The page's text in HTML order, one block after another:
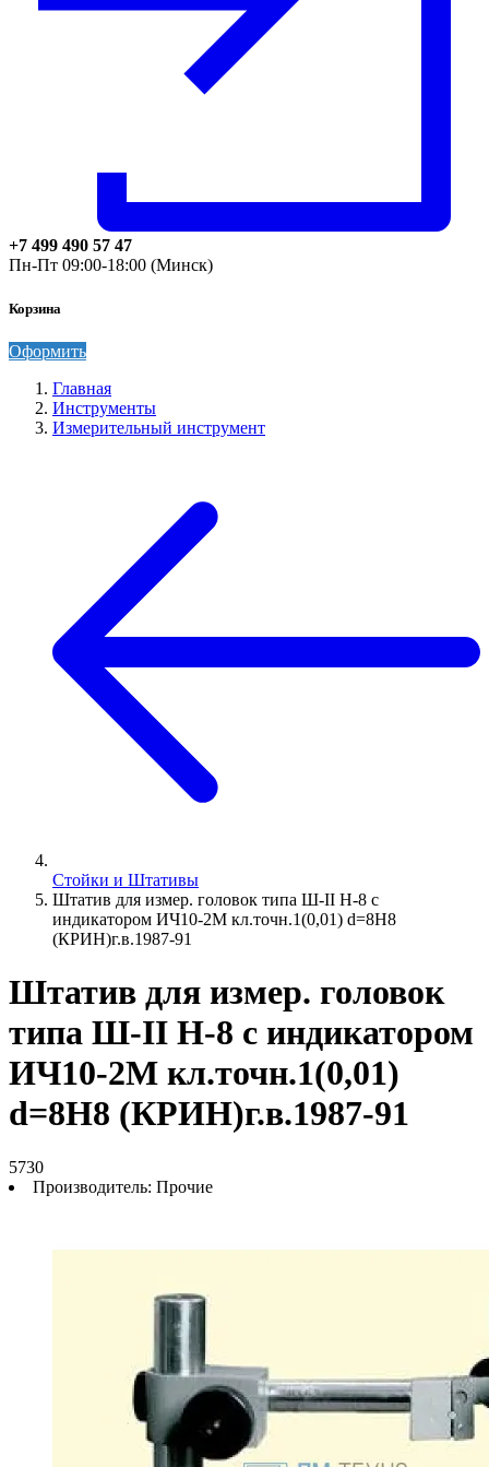
+7 499 490 57 47
Пн-Пт 09:00-18:00 (Минск)
Корзина
Оформить
Главная
Инструменты
Измерительный инструмент
Стойки и Штативы
Штатив для измер. головок типа Ш-II Н-8 с
индикатором ИЧ10-2М кл.точн.1(0,01) d=8Н8
(КРИН)г.в.1987-91
Штатив для измер. головок
типа Ш-II Н-8 с индикатором
ИЧ10-2М кл.точн.1(0,01)
d=8Н8 (КРИН)г.в.1987-91
5730
Производитель: Прочие